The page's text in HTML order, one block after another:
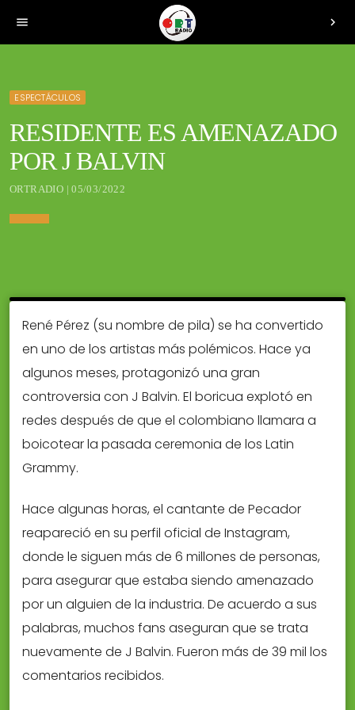
menu chevron_right
ESPECTÁCULOS
RESIDENTE ES AMENAZADO
POR J BALVIN
ORTRADIO | 05/03/2022
René Pérez (su nombre de pila) se ha convertido
en uno de los artistas más polémicos. Hace ya
algunos meses, protagonizó una gran
controversia con J Balvin. El boricua explotó en
redes después de que el colombiano llamara a
boicotear la pasada ceremonia de los Latin
Grammy.
Hace algunas horas, el cantante de Pecador
reapareció en su perfil oficial de Instagram,
donde le siguen más de 6 millones de personas,
para asegurar que estaba siendo amenazado
por un alguien de la industria. De acuerdo a sus
palabras, muchos fans aseguran que se trata
nuevamente de J Balvin. Fueron más de 39 mil los
comentarios recibidos.